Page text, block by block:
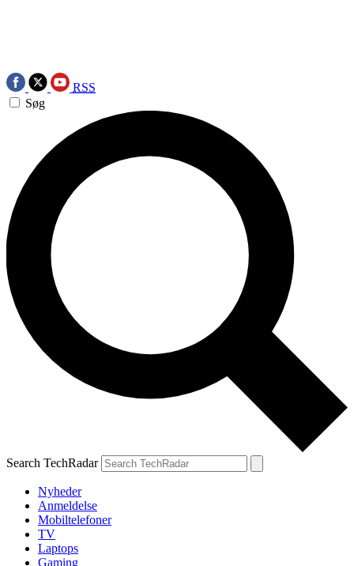
RSS
Søg
Search TechRadar
Nyheder
Anmeldelse
Mobiltelefoner
TV
Laptops
Gaming